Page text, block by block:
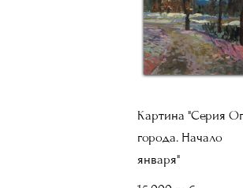
Картина "Серия
города. Начало
января"